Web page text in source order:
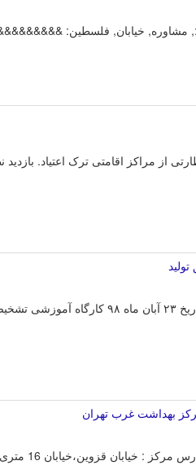
مشاوره, خیابان, فلسطين:
از مراکز اقامتی ترک اعتیاد.
بهداشت استان، درتاریخ ۲۳
بهداشت غرب تهران
16 متری امیری،خیابان جرجانی. تلفنهای مرکز : 66698384-6669122 - 66696373.